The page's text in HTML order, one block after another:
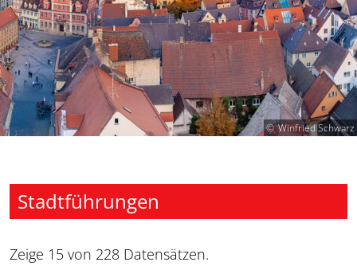
Winfried Schwarz
Stadtführungen
Zeige 15 von 228 Datensätzen.